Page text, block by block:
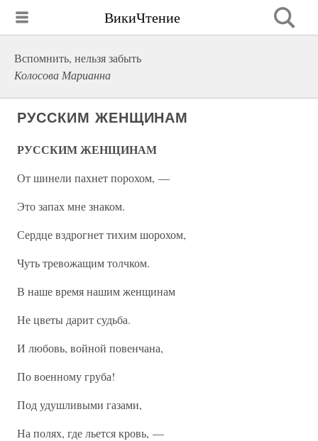
ВикиЧтение
Вспомнить, нельзя забыть
Колосова Марианна
РУССКИМ ЖЕНЩИНАМ
РУССКИМ ЖЕНЩИНАМ
От шинели пахнет порохом, —
Это запах мне знаком.
Сердце вздрогнет тихим шорохом,
Чуть тревожащим толчком.
В наше время нашим женщинам
Не цветы дарит судьба.
И любовь, войной повенчана,
По военному груба!
Под удушливыми газами,
На полях, где льется кровь, —